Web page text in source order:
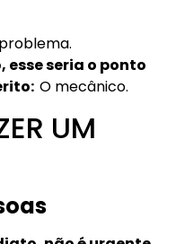
esse seria o ponto
O mecânico.
UM